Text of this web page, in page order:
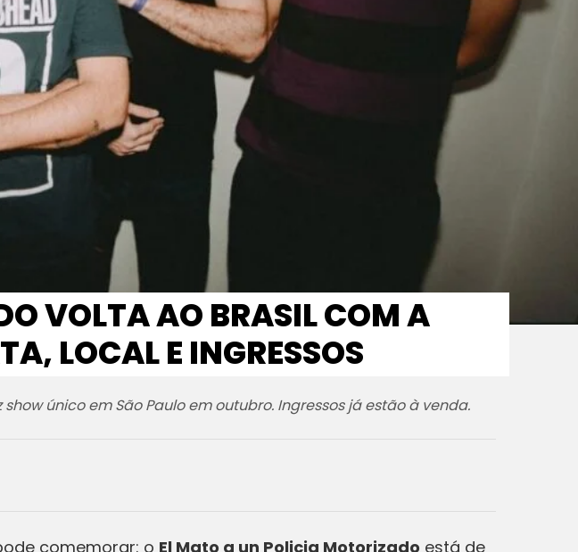
VOLTA AO BRASIL COM A
LOCAL E INGRESSOS
único em São Paulo em outubro. Ingressos já estão à venda.
comemorar: o El Mato a un Policia Motorizado está de